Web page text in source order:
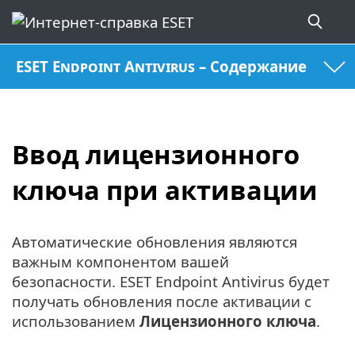
ESET Endpoint Antivirus – Содержание
Ввод лицензионного
ключа при активации
Автоматические обновления являются
важным компонентом вашей
безопасности. ESET Endpoint Antivirus будет
получать обновления после активации с
использованием Лицензионного ключа.